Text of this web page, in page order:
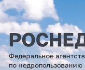
Федеральное
по недропользованию